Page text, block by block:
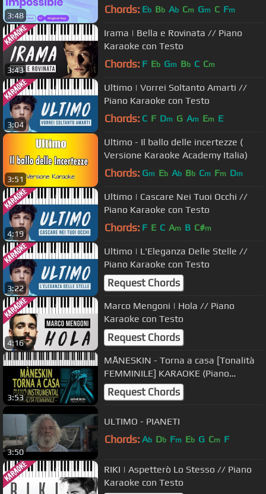
3:48 Chords: Eb Bb Ab Cm Gm C Fm
3:43
Irama | Bella e Rovinata // Piano
Karaoke con Testo
Chords: F Eb Gm Bb C Cm
3:04
Ultimo | Vorrei Soltanto Amarti //
Piano Karaoke con Testo
Chords: C F Dm G Am Em E
3:51
Ultimo - Il ballo delle incertezze (
Versione Karaoke Academy Italia)
Chords: Gm Eb Ab Bb Cm Fm Dm
4:19
Ultimo | Cascare Nei Tuoi Occhi //
Piano Karaoke con Testo
Chords: F E C Am B C#m
3:22
Ultimo | L'Eleganza Delle Stelle //
Piano Karaoke con Testo
Request Chords
4:16
Marco Mengoni | Hola // Piano
Karaoke con Testo
Request Chords
3:53
MÅNESKIN - Torna a casa [Tonalità
FEMMINILE] KARAOKE (Piano
Instrumental)
Request Chords
3:50
ULTIMO - PIANETI
Chords: Ab Db Fm Eb G Cm F
RIKI | Aspetterò Lo Stesso // Piano
Karaoke con Testo